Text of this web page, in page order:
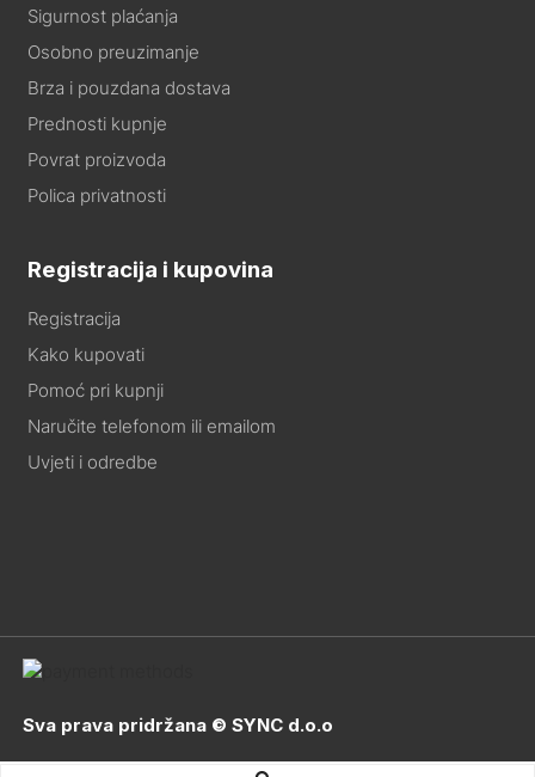
Sigurnost plaćanja
Osobno preuzimanje
Brza i pouzdana dostava
Prednosti kupnje
Povrat proizvoda
Polica privatnosti
Registracija i kupovina
Registracija
Kako kupovati
Pomoć pri kupnji
Naručite telefonom ili emailom
Uvjeti i odredbe
Sva prava pridržana © SYNC d.o.o